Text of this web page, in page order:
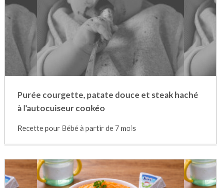
Purée courgette, patate douce et steak haché
à l'autocuiseur cookéo
Recette pour Bébé à partir de 7 mois